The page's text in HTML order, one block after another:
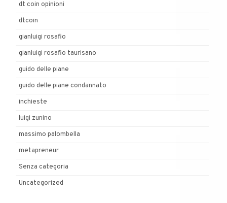
dt coin opinioni
dtcoin
gianluigi rosafio
gianluigi rosafio taurisano
guido delle piane
guido delle piane condannato
inchieste
luigi zunino
massimo palombella
metapreneur
Senza categoria
Uncategorized